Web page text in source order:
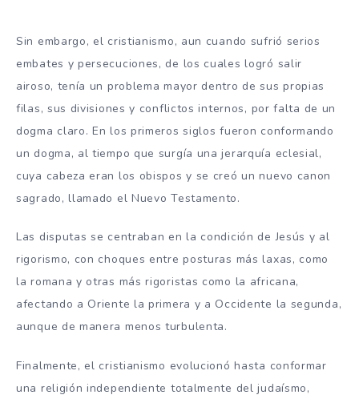
Sin embargo, el cristianismo, aun cuando sufrió serios
embates y persecuciones, de los cuales logró salir
airoso, tenía un problema mayor dentro de sus propias
filas, sus divisiones y conflictos internos, por falta de un
dogma claro. En los primeros siglos fueron conformando
un dogma, al tiempo que surgía una jerarquía eclesial,
cuya cabeza eran los obispos y se creó un nuevo canon
sagrado, llamado el Nuevo Testamento.
Las disputas se centraban en la condición de Jesús y al
rigorismo, con choques entre posturas más laxas, como
la romana y otras más rigoristas como la africana,
afectando a Oriente la primera y a Occidente la segunda,
aunque de manera menos turbulenta.
Finalmente, el cristianismo evolucionó hasta conformar
una religión independiente totalmente del judaísmo,